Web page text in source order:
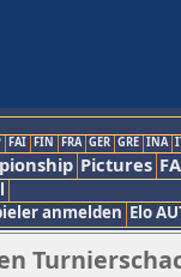
FAI FIN FRA GER GRE INA
Pictures
anmelden Elo